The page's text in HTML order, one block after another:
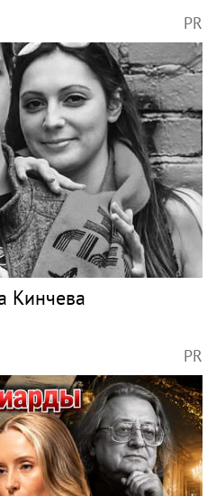
PR
Кинчева
PR